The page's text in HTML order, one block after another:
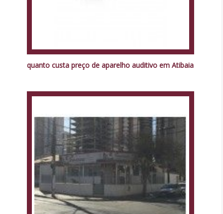
quanto custa preço de aparelho auditivo em Atibaia